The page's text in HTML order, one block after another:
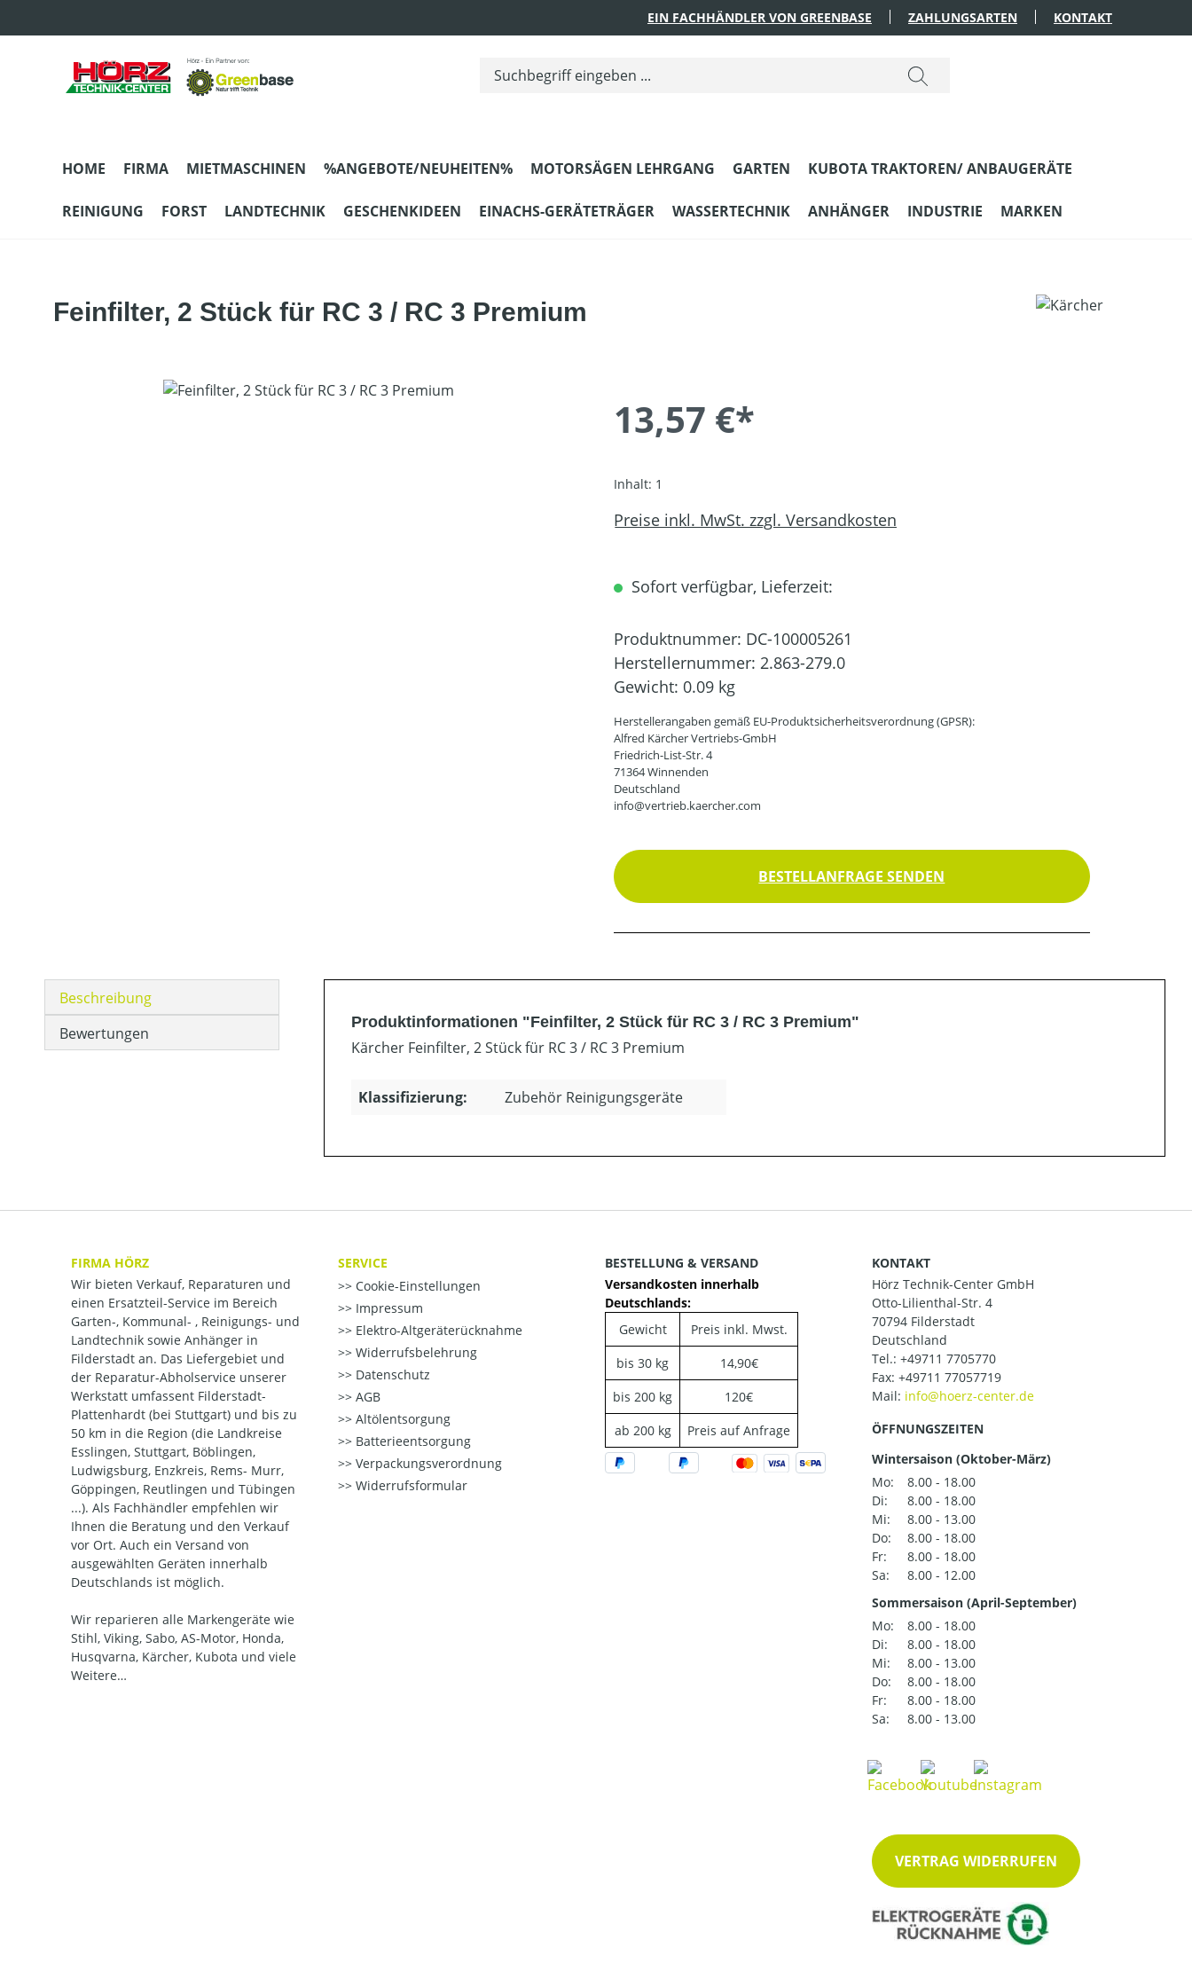
EIN FACHHÄNDLER VON GREENBASE ZAHLUNGSARTEN KONTAKT
HOME FIRMA MIETMASCHINEN %ANGEBOTE/NEUHEITEN% MOTORSÄGEN LEHRGANG GARTEN KUBOTA TRAKTOREN/ ANBAUGERÄTE
REINIGUNG FORST LANDTECHNIK GESCHENKIDEEN EINACHS-GERÄTETRÄGER WASSERTECHNIK ANHÄNGER INDUSTRIE MARKEN
Feinfilter, 2 Stück für RC 3 / RC 3 Premium
Bildergalerie überspringen
13,57 €*
Inhalt: 1
Preise inkl. MwSt. zzgl. Versandkosten
Sofort verfügbar, Lieferzeit:
Produktnummer: DC-100005261
Herstellernummer: 2.863-279.0
Gewicht: 0.09 kg
Herstellerangaben gemäß EU-Produktsicherheitsverordnung (GPSR):
Alfred Kärcher Vertriebs-GmbH
Friedrich-List-Str. 4
71364 Winnenden
Deutschland
info@vertrieb.kaercher.com
BESTELLANFRAGE SENDEN
Beschreibung
Bewertungen
Produktinformationen "Feinfilter, 2 Stück für RC 3 / RC 3 Premium"
Kärcher Feinfilter, 2 Stück für RC 3 / RC 3 Premium
Klassifizierung: Zubehör Reinigungsgeräte
FIRMA HÖRZ
Wir bieten Verkauf, Reparaturen und
einen Ersatzteil-Service im Bereich
Garten-, Kommunal- , Reinigungs- und
Landtechnik sowie Anhänger in
Filderstadt an. Das Liefergebiet und
der Reparatur-Abholservice unserer
Werkstatt umfassent Filderstadt-
Plattenhardt (bei Stuttgart) und bis zu
50 km in die Region (die Landkreise
Esslingen, Stuttgart, Böblingen,
Ludwigsburg, Enzkreis, Rems- Murr,
Göppingen, Reutlingen und Tübingen
...). Als Fachhändler empfehlen wir
Ihnen die Beratung und den Verkauf
vor Ort. Auch ein Versand von
ausgewählten Geräten innerhalb
Deutschlands ist möglich.
Wir reparieren alle Markengeräte wie
Stihl, Viking, Sabo, AS-Motor, Honda,
Husqvarna, Kärcher, Kubota und viele
Weitere…
SERVICE
Cookie-Einstellungen
Impressum
Elektro-Altgeräterücknahme
Widerrufsbelehrung
Datenschutz
AGB
Altölentsorgung
Batterieentsorgung
Verpackungsverordnung
Widerrufsformular
BESTELLUNG & VERSAND
Versandkosten innerhalb
Deutschlands:
Gewicht
Preis inkl. Mwst.
bis 30 kg
14,90€
bis 200 kg
120€
ab 200 kg
Preis auf Anfrage
KONTAKT
Hörz Technik-Center GmbH
Otto-Lilienthal-Str. 4
70794 Filderstadt
Deutschland
Tel.: +49711 7705770
Fax: +49711 77057719
Mail:
ÖFFNUNGSZEITEN
Wintersaison (Oktober-März)
Mo:
8.00 - 18.00
Di:
8.00 - 18.00
Mi:
8.00 - 13.00
Do:
8.00 - 18.00
Fr:
8.00 - 18.00
Sa:
8.00 - 12.00
Sommersaison (April-September)
Mo:
8.00 - 18.00
Di:
8.00 - 18.00
Mi:
8.00 - 13.00
Do:
8.00 - 18.00
Fr:
8.00 - 18.00
Sa:
8.00 - 13.00
VERTRAG WIDERRUFEN